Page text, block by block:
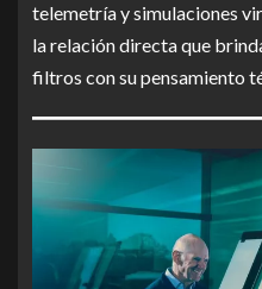
telemetría y simulaciones
la relación directa que
filtros con su pensamiento